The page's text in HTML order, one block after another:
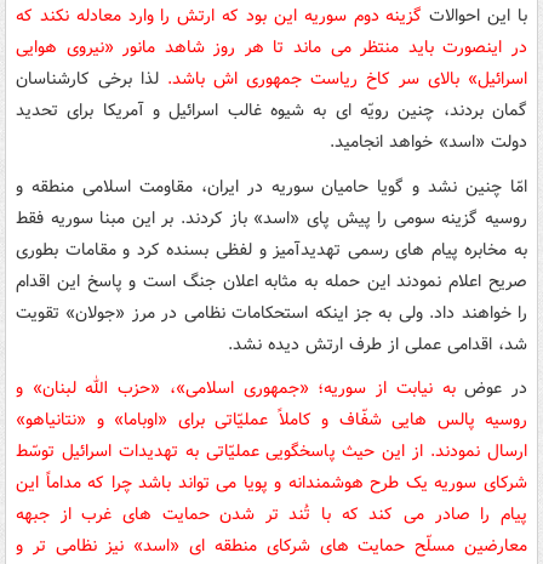
با این احوالات گزینه دوم سوریه این بود که ارتش را وارد معادله نکند که
در اینصورت باید منتظر می ماند تا هر روز شاهد مانور «نیروی هوایی
اسرائیل» بالای سر کاخ ریاست جمهوری اش باشد. لذا برخی کارشناسان
گمان بردند، چنین رویّه ای به شیوه غالب اسرائیل و آمریکا برای تحدید
دولت «اسد» خواهد انجامید.
امّا چنین نشد و گویا حامیان سوریه در ایران، مقاومت اسلامی منطقه و
روسیه گزینه سومی را پیش پای «اسد» باز کردند. بر این مبنا سوریه فقط
به مخابره پیام های رسمی تهدیدآمیز و لفظی بسنده کرد و مقامات بطوری
صریح اعلام نمودند این حمله به مثابه اعلان جنگ است و پاسخ این اقدام
را خواهند داد. ولی به جز اینکه استحکامات نظامی در مرز «جولان» تقویت
شد، اقدامی عملی از طرف ارتش دیده نشد.
در عوضبه نیابت از سوریه؛ «جمهوری اسلامی»، «حزب الله لبنان» و
روسیه پالس هایی شفّاف و کاملاً عملیّاتی برای «اوباما» و «نتانیاهو»
ارسال نمودند. از این حیث پاسخگویی عملیّاتی به تهدیدات اسرائیل توسّط
شرکای سوریه یک طرح هوشمندانه و پویا می تواند باشد چرا که مداماً این
پیام را صادر می کند که با تُند تر شدن حمایت های غرب از جبهه
معارضین مسلّح حمایت های شرکای منطقه ای «اسد» نیز نظامی تر و